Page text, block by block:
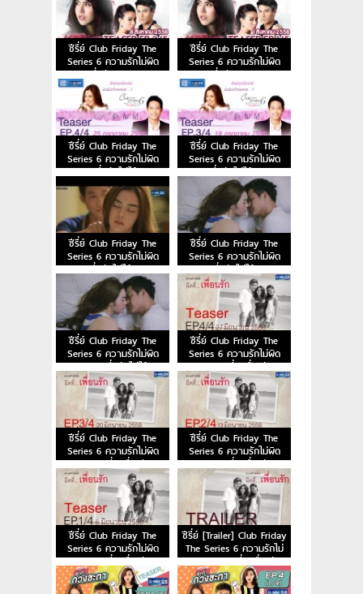
ซีรี่ย์ Club Friday The
Series 6 ความรักไม่ผิด
ตอนผิดที่…รักคนหลอกลวง
EP2 8 สิงหาคม 2558
ซีรี่ย์ Club Friday The
Series 6 ความรักไม่ผิด
ตอนผิดที่…รักคนหลอกลวง
EP1 1 สิงหาคม 2558
ซีรี่ย์ Club Friday The
Series 6 ความรักไม่ผิด
ตอนผิดที่…รักไม่ได้ Ep.4
(ตอนจบ) 25 กรกฎาคม
2558
ซีรี่ย์ Club Friday The
Series 6 ความรักไม่ผิด
ตอนผิดที่…รักไม่ได้ Ep.3 18
กรกฎาคม 2558
ซีรี่ย์ Club Friday The
Series 6 ความรักไม่ผิด
ตอนผิดที่…รักไม่ได้ Ep.2 11
กรกฎาคม 2558
ซีรี่ย์ Club Friday The
Series 6 ความรักไม่ผิด
ตอนผิดที่…รักไม่ได้ Ep.1 4
กรกฎาคม 2558
ซีรี่ย์ Club Friday The
Series 6 ความรักไม่ผิด
ตอนผิดที่…รักไม่ได้
(ตัวอย่าง)
ซีรี่ย์ Club Friday The
Series 6 ความรักไม่ผิด
ตอน ผิดที่…เพื่อนรัก
[EP.4/4]
ซีรี่ย์ Club Friday The
Series 6 ความรักไม่ผิด
ตอน ผิดที่…เพื่อนรัก
[EP.3/4]
ซีรี่ย์ Club Friday The
Series 6 ความรักไม่ผิด
ตอน ผิดที่…เพื่อนรัก
[EP.2/4]
ซีรี่ย์ Club Friday The
Series 6 ความรักไม่ผิด
ตอน ผิดที่…เพื่อนรัก
[EP.1/4]
ซีรี่ย์ [Trailer] Club Friday
The Series 6 ความรักไม่
ผิด ตอน ผิดที่…เพื่อนรัก